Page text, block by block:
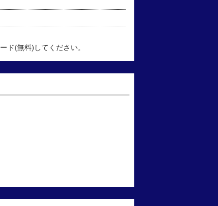
ド(無料)してください。